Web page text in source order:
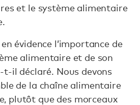
et le système alimentaire
évidence l’importance de
alimentaire et de son
il déclaré. Nous devons
de la chaîne alimentaire
plutôt que des morceaux